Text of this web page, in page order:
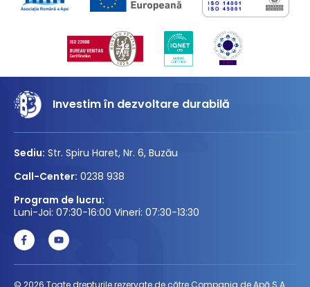
Investim în dezvoltare durabilă
Sediu: Str. Spiru Haret, Nr. 6, Buzău
Call-Center: 0238 938
Program de lucru:
Luni-Joi: 07:30-16:00 Vineri: 07:30-13:30
© 2026 Toate drepturile rezervate de către Compania de Apă S.A.